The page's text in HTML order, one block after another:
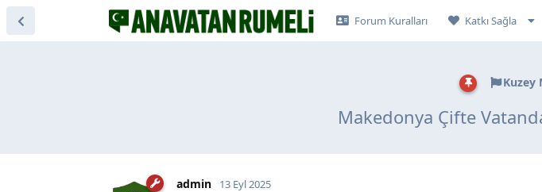
Forum Kuralları Katkı Sağla
Kuzey
Makedonya Çifte
admin 13 Eyl 2025